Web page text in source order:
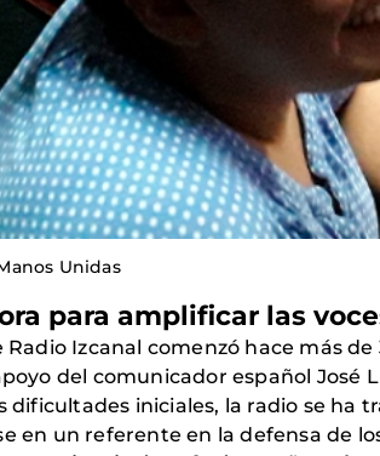
Unidas
para amplificar las
Radio Izcanal comenzó hace más
del comunicador español José
dificultades iniciales, la radio se ha
en un referente en la defensa de